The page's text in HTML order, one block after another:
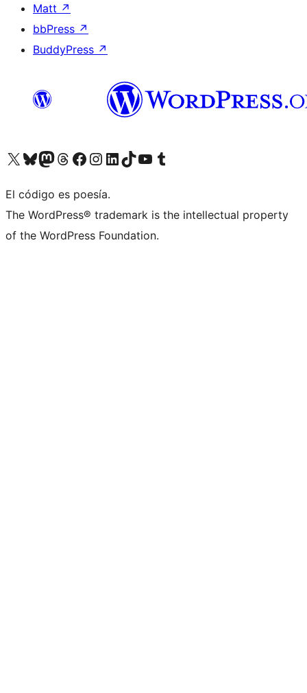
Matt ↗
bbPress ↗
BuddyPress ↗
Visit our X (formerly Twitter) account
Visit our Bluesky account
Visit our Mastodon account
Visit our Threads account
Visita nuestra página de Facebook
Visita nuestra cuenta de Instagram
Visita nuestra cuenta de LinkedIn
Visit our TikTok account
Visita nuestro canal de YouTube
Visit our Tumblr account
El código es poesía.
The WordPress® trademark is the intellectual property
of the WordPress Foundation.